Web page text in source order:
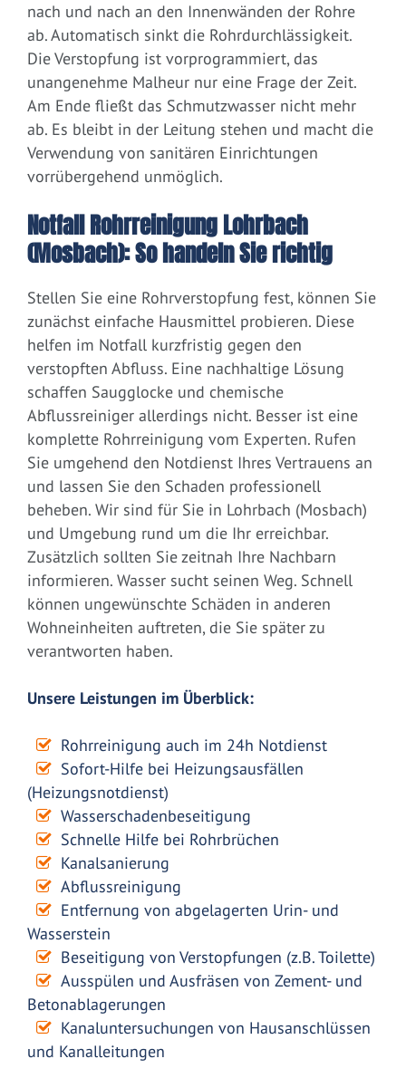
nach und nach an den Innenwänden der Rohre
ab. Automatisch sinkt die Rohrdurchlässigkeit.
Die Verstopfung ist vorprogrammiert, das
unangenehme Malheur nur eine Frage der Zeit.
Am Ende fließt das Schmutzwasser nicht mehr
ab. Es bleibt in der Leitung stehen und macht die
Verwendung von sanitären Einrichtungen
vorrübergehend unmöglich.
Notfall Rohrreinigung Lohrbach
(Mosbach): So handeln Sie richtig
Stellen Sie eine Rohrverstopfung fest, können Sie
zunächst einfache Hausmittel probieren. Diese
helfen im Notfall kurzfristig gegen den
verstopften Abfluss. Eine nachhaltige Lösung
schaffen Saugglocke und chemische
Abflussreiniger allerdings nicht. Besser ist eine
komplette Rohrreinigung vom Experten. Rufen
Sie umgehend den Notdienst Ihres Vertrauens an
und lassen Sie den Schaden professionell
beheben. Wir sind für Sie in Lohrbach (Mosbach)
und Umgebung rund um die Ihr erreichbar.
Zusätzlich sollten Sie zeitnah Ihre Nachbarn
informieren. Wasser sucht seinen Weg. Schnell
können ungewünschte Schäden in anderen
Wohneinheiten auftreten, die Sie später zu
verantworten haben.
Unsere Leistungen im Überblick:
Rohrreinigung auch im 24h Notdienst
Sofort-Hilfe bei Heizungsausfällen
(Heizungsnotdienst)
Wasserschadenbeseitigung
Schnelle Hilfe bei Rohrbrüchen
Kanalsanierung
Abflussreinigung
Entfernung von abgelagerten Urin- und
Wasserstein
Beseitigung von Verstopfungen (z.B. Toilette)
Ausspülen und Ausfräsen von Zement- und
Betonablagerungen
Kanaluntersuchungen von Hausanschlüssen
und Kanalleitungen